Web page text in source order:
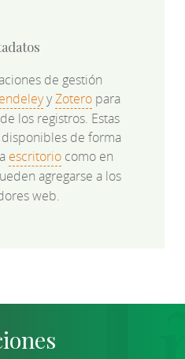
de gestión
yZoteropara
los registros. Estas
de forma
escritorio como en
agregarse a los
web.